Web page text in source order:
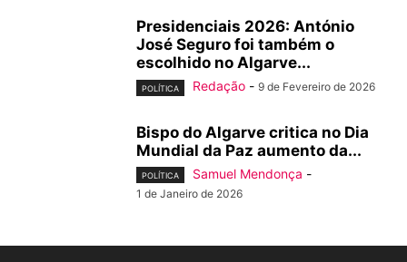
Presidenciais 2026: António
José Seguro foi também o
escolhido no Algarve...
POLÍTICA Redação - 9 de Fevereiro de 2026
Bispo do Algarve critica no Dia
Mundial da Paz aumento da...
POLÍTICA Samuel Mendonça -
1 de Janeiro de 2026